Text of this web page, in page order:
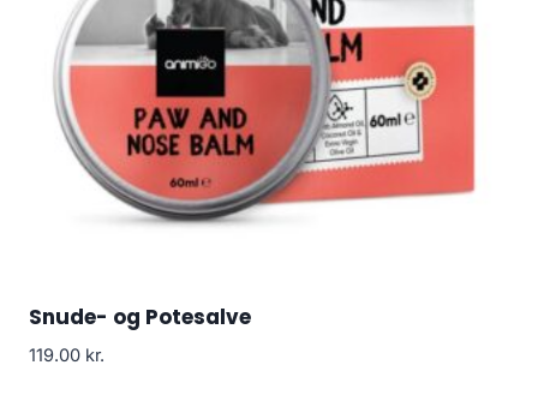
Snude- og Potesalve
119.00 kr.